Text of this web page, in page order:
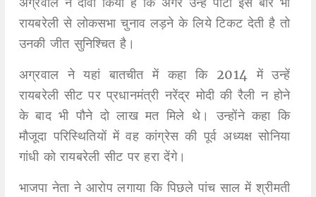
रायबरेली से लोकसभा चुनाव लड़ने के लिये टिकट देती है तो
उनकी जीत सुनिश्चित है।
अग्रवाल ने यहां बातचीत में कहा कि 2014 में उन्हें
रायबरेली सीट पर प्रधानमंत्री नरेंद्र मोदी की रैली न होने
के बाद भी पौने दो लाख मत मिले थे। उन्होंने कहा कि
मौजूदा परिस्थितियों में वह कांग्रेस की पूर्व अध्यक्ष सोनिया
गांधी को रायबरेली सीट पर हरा देंगे।
भाजपा नेता ने आरोप लगाया कि पिछले पांच साल में श्रीमती